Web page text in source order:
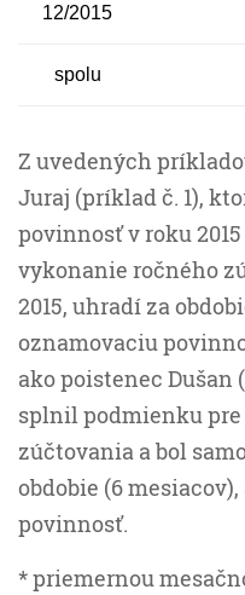
12/2015
spolu
Z uvedených
Juraj (príklad č. 1),
povinnosť v roku
vykonanie ročného
2015, uhradí za
oznamovaciu
ako poistenec
splnil podmienku
zúčtovania a bol
obdobie (6
povinnosť.
* priemernou